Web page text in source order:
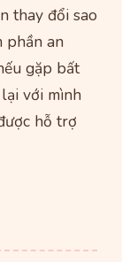
thay đổi sao
phần an
gặp bất
với mình
hỗ trợ